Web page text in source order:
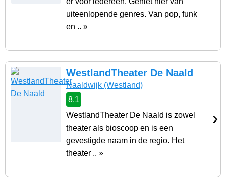
uiteenlopende genres. Van pop, funk
en .. »
WestlandTheater De Naald
Naaldwijk (Westland)
8,1
WestlandTheater De Naald is zowel
theater als bioscoop en is een
gevestigde naam in de regio. Het
theater .. »